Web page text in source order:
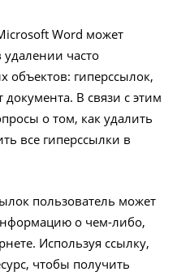
Word может
часто
объектов: гиперссылок,
документа. В связи с этим
о том, как удалить
все гиперссылки в
пользователь может
о чем-либо,
Используя ссылку,
чтобы получить